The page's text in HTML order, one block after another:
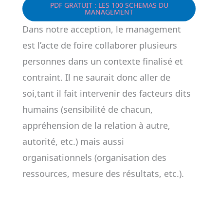
PDF GRATUIT : LES 100 SCHEMAS DU
MANAGEMENT
Dans notre acception, le management
est l’acte de foire collaborer plusieurs
personnes dans un contexte finalisé et
contraint. Il ne saurait donc aller de
soi,tant il fait intervenir des facteurs dits
humains (sensibilité de chacun,
appréhension de la relation à autre,
autorité, etc.) mais aussi
organisationnels (organisation des
ressources, mesure des résultats, etc.).